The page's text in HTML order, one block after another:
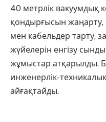
40 метрлік вакуумдық
қондырғысын
мен кабельдер тарту,
жүйелерін енгізу
жұмыстар атқарылды.
инженерлік-
айғақтайды.